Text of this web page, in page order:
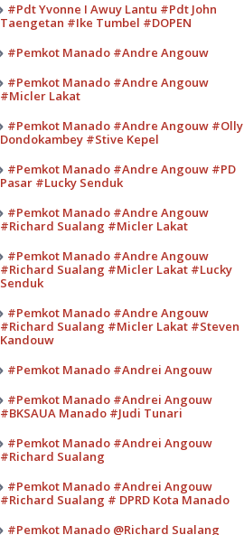
#Pdt Yvonne I Awuy Lantu #Pdt John
Taengetan #Ike Tumbel #DOPEN
#Pemkot Manado #Andre Angouw
#Pemkot Manado #Andre Angouw
#Micler Lakat
#Pemkot Manado #Andre Angouw #Olly
Dondokambey #Stive Kepel
#Pemkot Manado #Andre Angouw #PD
Pasar #Lucky Senduk
#Pemkot Manado #Andre Angouw
#Richard Sualang #Micler Lakat
#Pemkot Manado #Andre Angouw
#Richard Sualang #Micler Lakat #Lucky
Senduk
#Pemkot Manado #Andre Angouw
#Richard Sualang #Micler Lakat #Steven
Kandouw
#Pemkot Manado #Andrei Angouw
#Pemkot Manado #Andrei Angouw
#BKSAUA Manado #Judi Tunari
#Pemkot Manado #Andrei Angouw
#Richard Sualang
#Pemkot Manado #Andrei Angouw
#Richard Sualang # DPRD Kota Manado
#Pemkot Manado @Richard Sualang